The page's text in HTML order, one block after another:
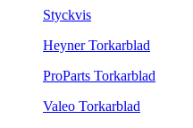
Styckvis
Heyner Torkarblad
ProParts Torkarblad
Valeo Torkarblad